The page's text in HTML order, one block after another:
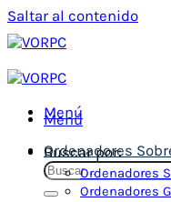
Saltar al contenido
Menú
Buscar por:
Menú
Ordenadores
Ordenadores
Ordenadores